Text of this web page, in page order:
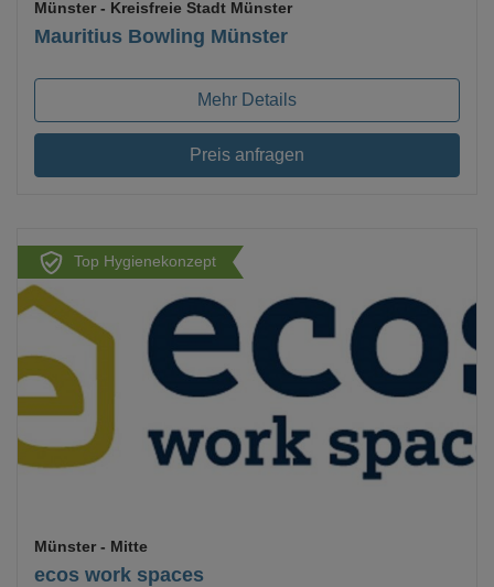
Mauritius Bowling Münster
Münster - Kreisfreie Stadt Münster
Mehr Details
Preis anfragen
Top Hygienekonzept
Loading...
ecos work spaces
Münster - Mitte